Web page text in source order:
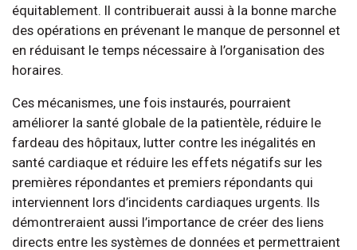
équitablement. Il contribuerait aussi à la bonne marche
des opérations en prévenant le manque de personnel et
en réduisant le temps nécessaire à l’organisation des
horaires.
Ces mécanismes, une fois instaurés, pourraient
améliorer la santé globale de la patientèle, réduire le
fardeau des hôpitaux, lutter contre les inégalités en
santé cardiaque et réduire les effets négatifs sur les
premières répondantes et premiers répondants qui
interviennent lors d’incidents cardiaques urgents. Ils
démontreraient aussi l’importance de créer des liens
directs entre les systèmes de données et permettraient